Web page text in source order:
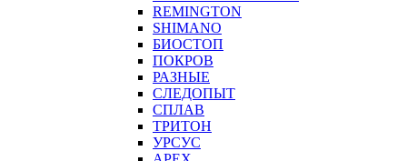
REMINGTON
SHIMANO
БИОСТОП
ПОКРОВ
РАЗНЫЕ
СЛЕДОПЫТ
СПЛАВ
ТРИТОН
УРСУС